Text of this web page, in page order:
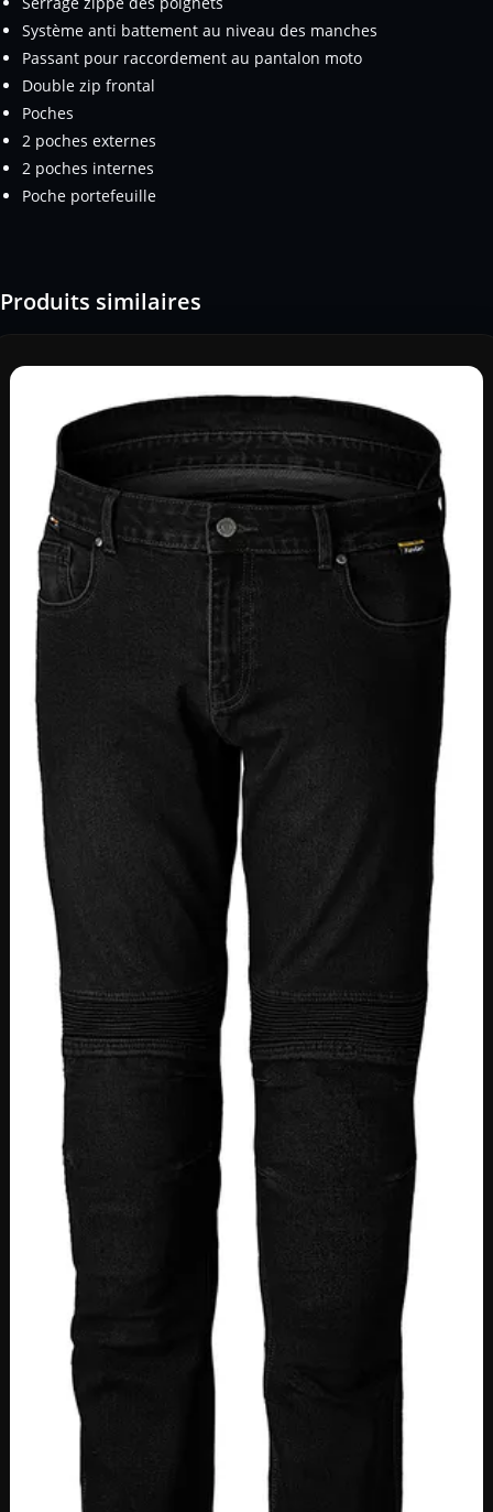
Système anti battement au niveau des manches
Passant pour raccordement au pantalon moto
Double zip frontal
Poches
2 poches externes
2 poches internes
Poche portefeuille
Produits similaires